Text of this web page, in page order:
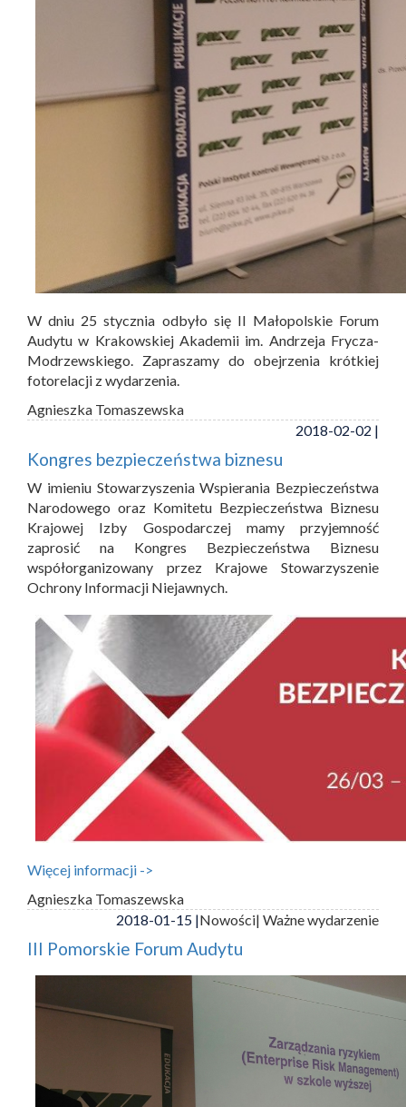
W dniu 25 stycznia odbyło się II Małopolskie Forum
Audytu w Krakowskiej Akademii im. Andrzeja Frycza-
Modrzewskiego. Zapraszamy do obejrzenia krótkiej
fotorelacji z wydarzenia.
Agnieszka Tomaszewska
2018-02-02 |
Kongres bezpieczeństwa biznesu
W imieniu Stowarzyszenia Wspierania Bezpieczeństwa
Narodowego oraz Komitetu Bezpieczeństwa Biznesu
Krajowej Izby Gospodarczej mamy przyjemność
zaprosić na Kongres Bezpieczeństwa Biznesu
współorganizowany przez Krajowe Stowarzyszenie
Ochrony Informacji Niejawnych.
Więcej informacji ->
Agnieszka Tomaszewska
2018-01-15 |Nowości| Ważne wydarzenie
III Pomorskie Forum Audytu